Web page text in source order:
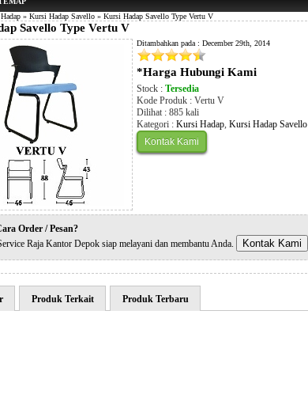
» Kursi Hadap Savello » Kursi Hadap Savello Type Vertu V
Savello Type Vertu V
Ditambahkan pada : December 29th, 2014
*Harga Hubungi Kami
Stock : Tersedia
Kode Produk : Vertu V
Dilihat : 885 kali
Kategori : Kursi Hadap, Kursi Hadap Savello
Kontak Kami
Order / Pesan?
Raja Kantor Depok siap melayani dan membantu Anda.
Kontak Kami
Produk Terkait Produk Terbaru